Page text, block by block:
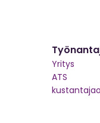
Yritys
ATS